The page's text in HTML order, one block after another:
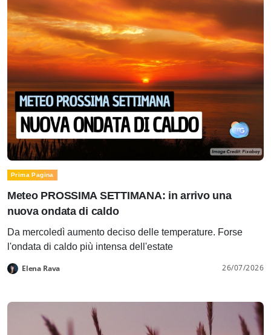
Prima Pagina
Meteo PROSSIMA SETTIMANA: in arrivo una
nuova ondata di caldo
Da mercoledì aumento deciso delle temperature. Forse
l'ondata di caldo più intensa dell'estate
Elena Rava 26/07/2026